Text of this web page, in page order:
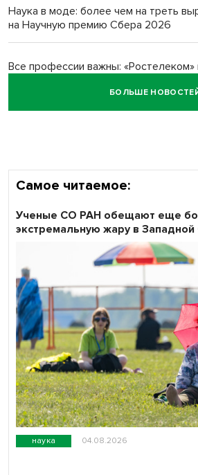
Обновлённое отделение ВТБ
Наука в моде: более чем на треть
на Научную премию Сбера 2026
Все профессии важны: «Ростелеком»
БОЛЬШЕ
Самое читаемое:
наука 04.08.2026
Ученые СО РАН обещают еще
экстремальную жару в